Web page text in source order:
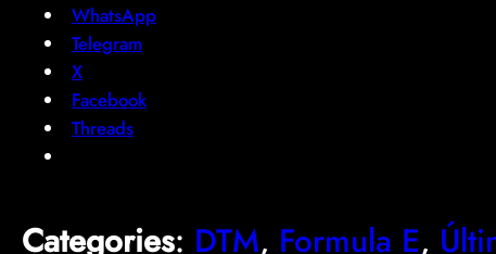
WhatsApp
Telegram
X
Facebook
Threads
Categories: DTM, Formula E,